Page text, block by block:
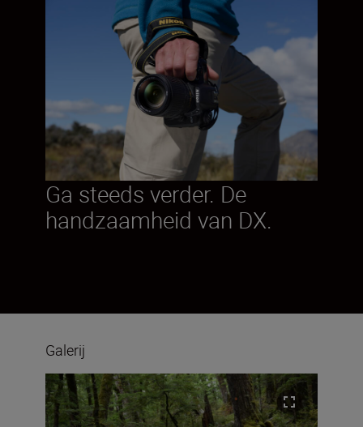
Ga steeds verder. De
handzaamheid van DX.
Galerij